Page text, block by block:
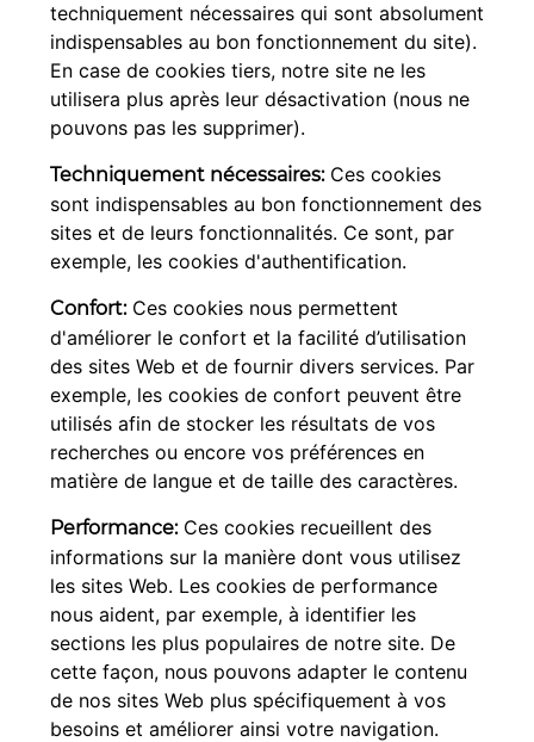
techniquement nécessaires qui sont absolument
indispensables au bon fonctionnement du site).
En case de cookies tiers, notre site ne les
utilisera plus après leur désactivation (nous ne
pouvons pas les supprimer).
Techniquement nécessaires:Ces cookies
sont indispensables au bon fonctionnement des
sites et de leurs fonctionnalités. Ce sont, par
exemple, les cookies d'authentification.
Confort:Ces cookies nous permettent
d'améliorer le confort et la facilité d’utilisation
des sites Web et de fournir divers services. Par
exemple, les cookies de confort peuvent être
utilisés afin de stocker les résultats de vos
recherches ou encore vos préférences en
matière de langue et de taille des caractères.
Performance:Ces cookies recueillent des
informations sur la manière dont vous utilisez
les sites Web. Les cookies de performance
nous aident, par exemple, à identifier les
sections les plus populaires de notre site. De
cette façon, nous pouvons adapter le contenu
de nos sites Web plus spécifiquement à vos
besoins et améliorer ainsi votre navigation.